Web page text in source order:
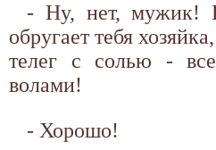
- Ну, нет, мужик!
обругает тебя
телег с солью -
волами!
- Хорошо!